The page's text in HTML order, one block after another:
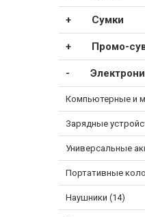
Сумки
Промо-
Компьютерные и
Зарядные
Универсальные
Портативные
Наушники (14)